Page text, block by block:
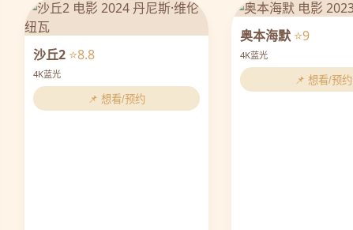
沙丘2 ⭐8.8
4K蓝光
📌 想看/预约
奥本海默 ⭐9
4K蓝光
📌 想看/预约